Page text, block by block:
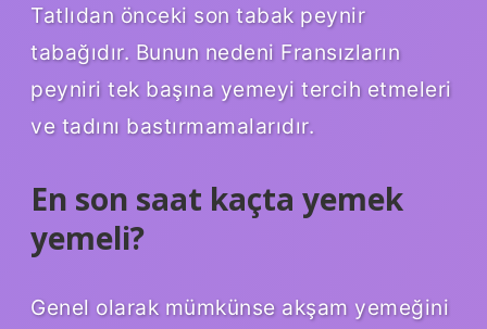
Tatlıdan önceki son tabak peynir
tabağıdır. Bunun nedeni Fransızların
peyniri tek başına yemeyi tercih etmeleri
ve tadını bastırmamalarıdır.
En son saat kaçta yemek
yemeli?
Genel olarak mümkünse akşam yemeğini